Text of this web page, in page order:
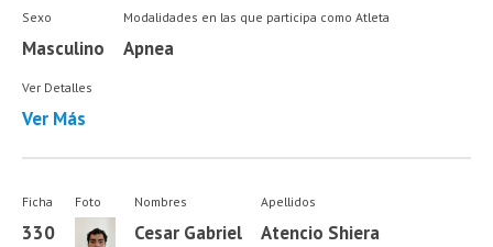
Sexo
Masculino
Modalidades en las que participa como Atleta
Apnea
Ver Detalles
Ver Más
Ficha
330
Foto Nombres
Cesar Gabriel
Apellidos
Atencio Shiera